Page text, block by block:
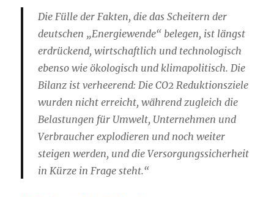
Die Fülle der Fakten, die das Scheitern der
deutschen „Energiewende“ belegen, ist längst
erdrückend, wirtschaftlich und technologisch
ebenso wie ökologisch und klimapolitisch. Die
Bilanz ist verheerend: Die CO2 Reduktionsziele
wurden nicht erreicht, während zugleich die
Belastungen für Umwelt, Unternehmen und
Verbraucher explodieren und noch weiter
steigen werden, und die Versorgungssicherheit
in Kürze in Frage steht.“